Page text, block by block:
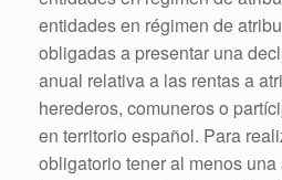
entidades en régimen de
obligadas a presentar una
anual relativa a las rentas a
herederos, comuneros o
en territorio español. Para
obligatorio tener al menos